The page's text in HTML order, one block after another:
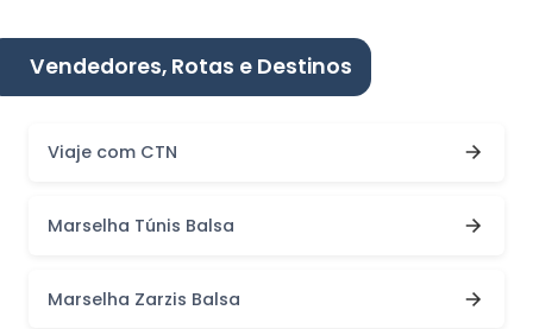
Vendedores, Rotas e Destinos
Viaje com CTN
Marselha Túnis Balsa
Marselha Zarzis Balsa